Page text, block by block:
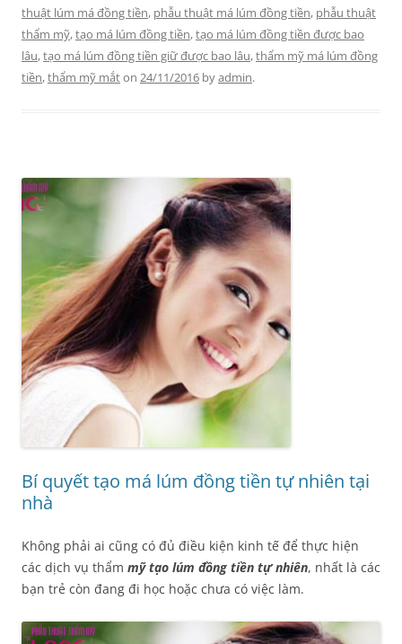
thuật lúm má đồng tiền, phẫu thuật má lúm đồng tiền, phẫu thuật
thẩm mỹ,tạo má lúm đồng tiền,tạo má lúm đồng tiền được bao
lâu,tạo má lúm đồng tiền giữ được bao lâu,thẩm mỹ má lúm đồng
tiền,thẩm mỹ mắton 24/11/2016 byadmin.
Bí quyết tạo má lúm đồng tiền tự nhiên tại
nhà
Không phải ai cũng có đủ điều kiện kinh tế để thực hiện
các dịch vụ thẩm mỹ tạo lúm đồng tiền tự nhiên, nhất là các
bạn trẻ còn đang đi học hoặc chưa có việc làm.